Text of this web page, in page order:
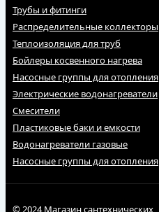
Трубы и фитинги
Распределительные коллекторы
Теплоизоляция для труб
Бойлеры косвенного нагрева
Насосные группы для отопления
Электрические водонагреватели
Смесители
Пластиковые баки и емкости
Водонагреватели газовые
Насосные группы для отопления
© 2024 Магазин сантехнических